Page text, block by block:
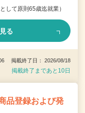
して原則65歳迄就業）
る
掲載終了日： 2026/08/18
掲載終了まであと10日
品登録および発